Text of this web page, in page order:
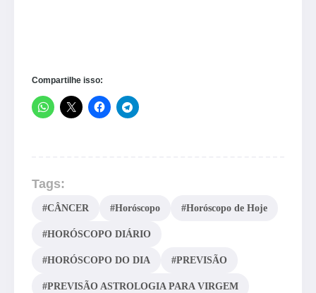
Compartilhe isso:
Tags:
#CÂNCER #Horóscopo #Horóscopo de Hoje
#HORÓSCOPO DIÁRIO
#HORÓSCOPO DO DIA #PREVISÃO
#PREVISÃO ASTROLOGIA PARA VIRGEM